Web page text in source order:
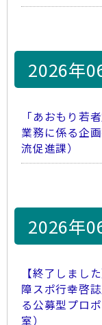
2026年
「あおもり若
業務に係る企
流促進課）
2026年
【終了しまし
障スポ行幸啓
る公募型プロ
室）